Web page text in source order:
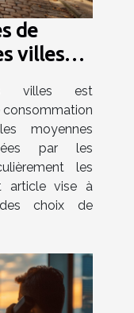
de
villes
villes est
consommation
moyennes
par les
les
article vise à
choix de